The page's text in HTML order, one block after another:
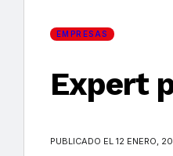
EMPRESAS
Expert
PUBLICADO EL 12 ENERO,